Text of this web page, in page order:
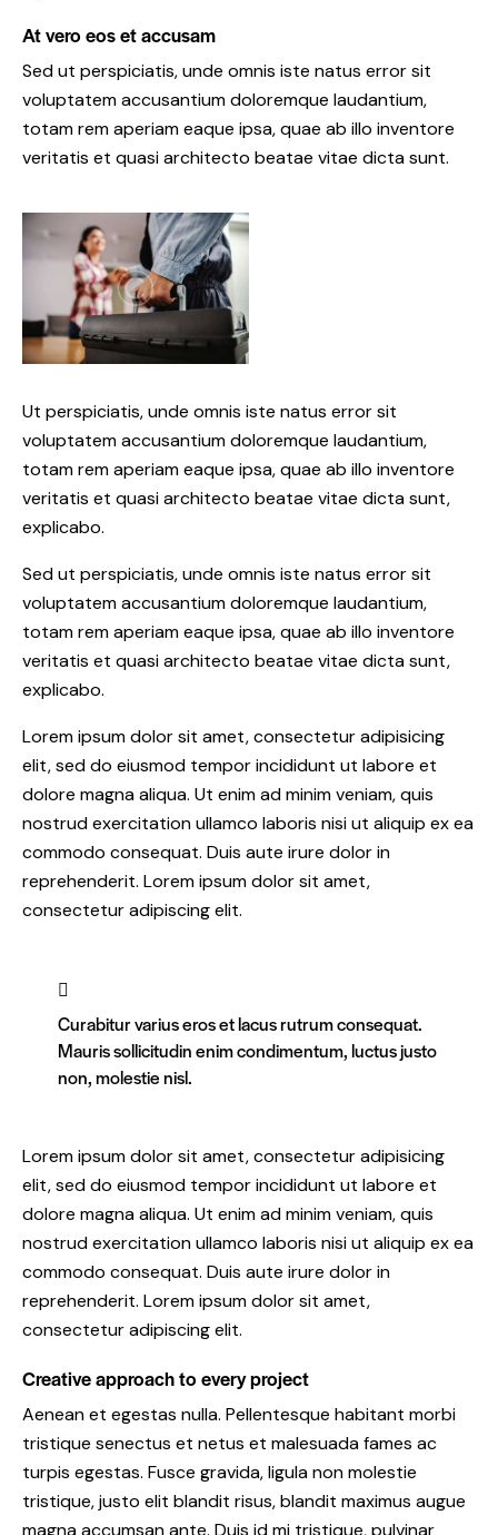
At vero eos et accusam
Sed ut perspiciatis, unde omnis iste natus error sit
voluptatem accusantium doloremque laudantium,
totam rem aperiam eaque ipsa, quae ab illo inventore
veritatis et quasi architecto beatae vitae dicta sunt.
Ut perspiciatis, unde omnis iste natus error sit
voluptatem accusantium doloremque laudantium,
totam rem aperiam eaque ipsa, quae ab illo inventore
veritatis et quasi architecto beatae vitae dicta sunt,
explicabo.
Sed ut perspiciatis, unde omnis iste natus error sit
voluptatem accusantium doloremque laudantium,
totam rem aperiam eaque ipsa, quae ab illo inventore
veritatis et quasi architecto beatae vitae dicta sunt,
explicabo.
Lorem ipsum dolor sit amet, consectetur adipisicing
elit, sed do eiusmod tempor incididunt ut labore et
dolore magna aliqua. Ut enim ad minim veniam, quis
nostrud exercitation ullamco laboris nisi ut aliquip ex ea
commodo consequat. Duis aute irure dolor in
reprehenderit. Lorem ipsum dolor sit amet,
consectetur adipiscing elit.
Curabitur varius eros et lacus rutrum consequat.
Mauris sollicitudin enim condimentum, luctus justo
non, molestie nisl.
Lorem ipsum dolor sit amet, consectetur adipisicing
elit, sed do eiusmod tempor incididunt ut labore et
dolore magna aliqua. Ut enim ad minim veniam, quis
nostrud exercitation ullamco laboris nisi ut aliquip ex ea
commodo consequat. Duis aute irure dolor in
reprehenderit. Lorem ipsum dolor sit amet,
consectetur adipiscing elit.
Creative approach to every project
Aenean et egestas nulla. Pellentesque habitant morbi
tristique senectus et netus et malesuada fames ac
turpis egestas. Fusce gravida, ligula non molestie
tristique, justo elit blandit risus, blandit maximus augue